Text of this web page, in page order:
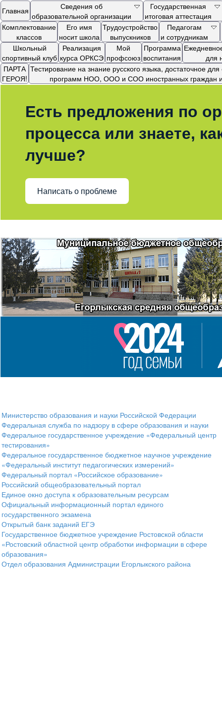
Главная
Сведения об
образовательной организации
Государственная
итоговая аттестация
Комплектование
классов
Его имя
носит школа
Трудоустройство
выпускников
Педагогам
и сотрудникам
Школьный
спортивный клуб
Реализация
курса ОРКСЭ
Мой
профсоюз
Программа
воспитания
для
ПАРТА
ГЕРОЯ!
Тестирование на знание русского языка, достаточное
программ НОО, ООО и СОО иностранных граждан и
Есть предложения по
процесса или знаете,
лучше?
Написать о проблеме
Министерство образования и науки Российской Федерации
Федеральная служба по надзору в сфере образования и науки
Федеральное государственное учреждение «Федеральный центр
тестирования»
Федеральное государственное бюджетное научное учреждение
«Федеральный институт педагогических измерений»
Федеральный портал «Российское образование»
Российский общеобразовательный портал
Единое окно доступа к образовательным ресурсам
Официальный информационный портал единого
государственного экзамена
Открытый банк заданий ЕГЭ
Государственное бюджетное учреждение Ростовской области
«Ростовский областной центр обработки информации в сфере
образования»
Отдел образования Администрации Егорлыкского района